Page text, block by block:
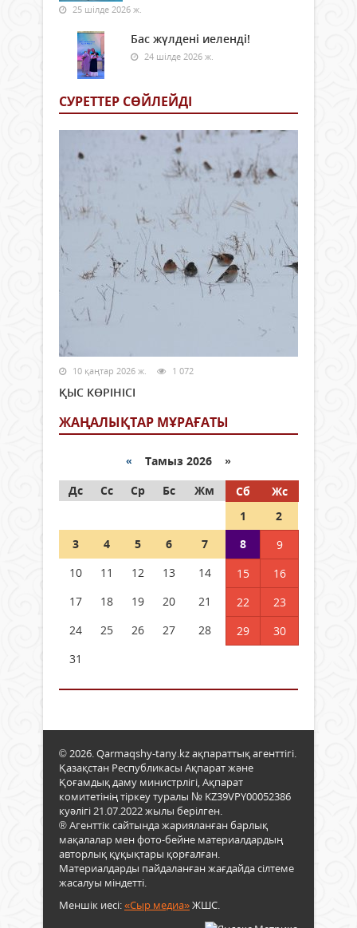
25 шілде 2026 ж.
Бас жүлдені иеленді!
24 шілде 2026 ж.
СУРЕТТЕР СӨЙЛЕЙДI
10 қаңтар 2026 ж. 1 072
ҚЫС КӨРІНІСІ
ЖАҢАЛЫҚТАР МҰРАҒАТЫ
« Тамыз 2026 »
Дс
Сс Ср Бс Жм Сб
Жс
1
2
3
4 5 6 7 8
9
10
11 12 13 14 15
16
17
18 19 20 21 22
23
24
25 26 27 28 29
30
31
© 2026. Qarmaqshy-tany.kz ақпараттық агенттігі.
Қазақстан Республикасы Ақпарат және
Қоғамдық даму министрлігі, Ақпарат
комитетінің тіркеу туралы № KZ39VPY00052386
куәлігі 21.07.2022 жылы берілген.
® Агенттік сайтында жарияланған барлық
мақалалар мен фото-бейне материалдардың
авторлық құқықтары қорғалған.
Материалдарды пайдаланған жағдайда сілтеме
жасалуы міндетті.
Меншік иесі:«Сыр медиа»ЖШС.